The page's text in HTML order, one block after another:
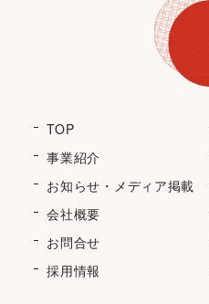
TOP
事業紹介
お知らせ・メディア掲載
会社概要
お問合せ
採用情報